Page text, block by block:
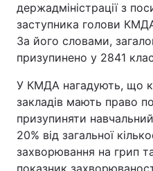
держадміністрації з
заступника голови
За його словами,
призупинено у 2841
У КМДА нагадують, що
закладів мають право
призупиняти
20% від загальної
захворювання на грип
показник